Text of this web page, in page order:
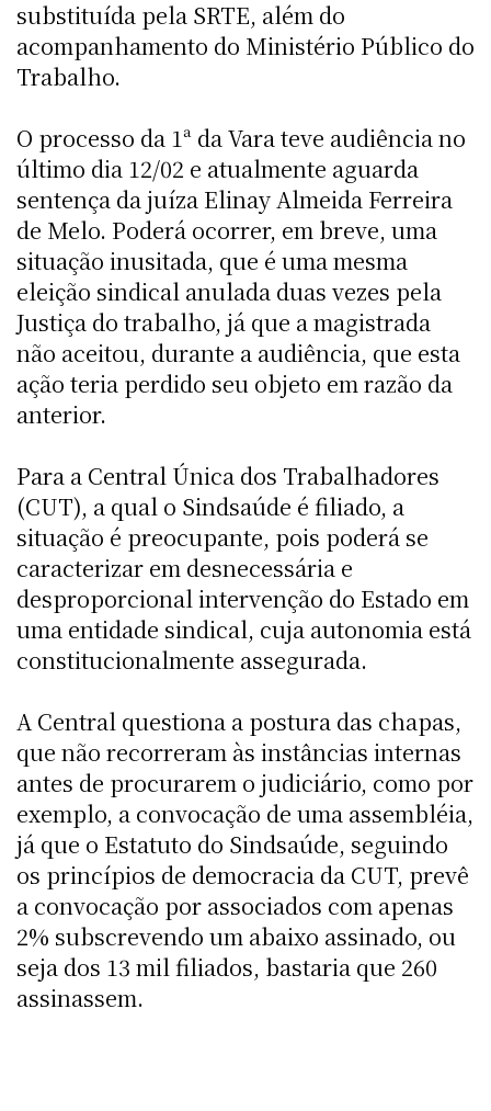
substituída pela SRTE, além do
acompanhamento do Ministério Público do
Trabalho.
O processo da 1ª da Vara teve audiência no
último dia 12/02 e atualmente aguarda
sentença da juíza Elinay Almeida Ferreira
de Melo. Poderá ocorrer, em breve, uma
situação inusitada, que é uma mesma
eleição sindical anulada duas vezes pela
Justiça do trabalho, já que a magistrada
não aceitou, durante a audiência, que esta
ação teria perdido seu objeto em razão da
anterior.
Para a Central Única dos Trabalhadores
(CUT), a qual o Sindsaúde é filiado, a
situação é preocupante, pois poderá se
caracterizar em desnecessária e
desproporcional intervenção do Estado em
uma entidade sindical, cuja autonomia está
constitucionalmente assegurada.
A Central questiona a postura das chapas,
que não recorreram às instâncias internas
antes de procurarem o judiciário, como por
exemplo, a convocação de uma assembléia,
já que o Estatuto do Sindsaúde, seguindo
os princípios de democracia da CUT, prevê
a convocação por associados com apenas
2% subscrevendo um abaixo assinado, ou
seja dos 13 mil filiados, bastaria que 260
assinassem.